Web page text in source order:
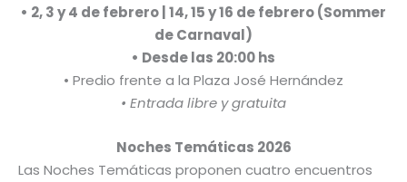
• 2, 3 y 4 de febrero | 14, 15 y 16 de febrero (Sommer
de Carnaval)
• Desde las 20:00 hs
• Predio frente a la Plaza José Hernández
• Entrada libre y gratuita
Noches Temáticas 2026
Las Noches Temáticas proponen cuatro encuentros